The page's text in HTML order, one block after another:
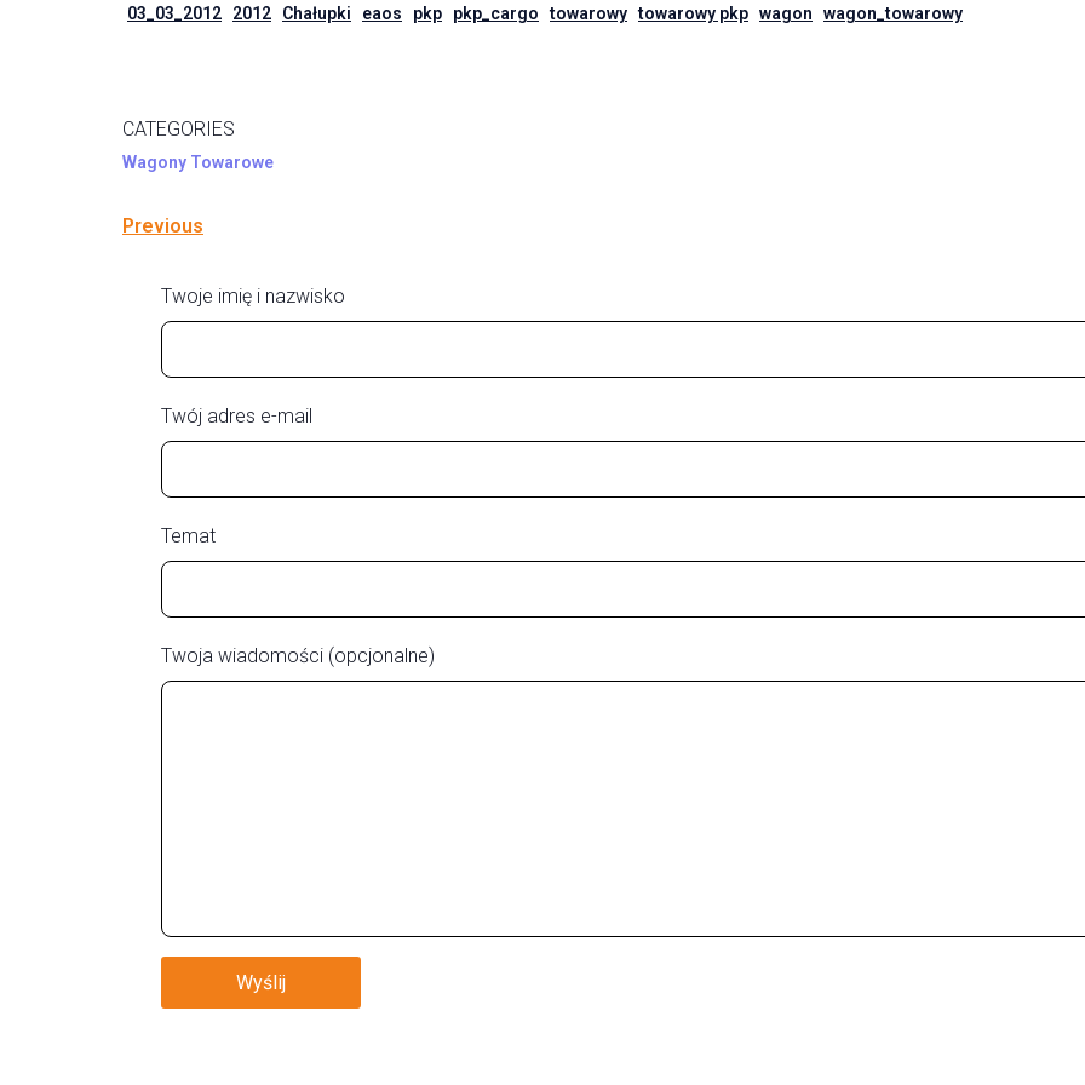
03_03_2012 2012 Chałupki eaos pkp pkp_cargo towarowy towarowy pkp wagon wagon_towarowy
CATEGORIES
Wagony Towarowe
Previous
Twoje imię i nazwisko
Twój adres e-mail
Temat
Twoja wiadomości (opcjonalne)